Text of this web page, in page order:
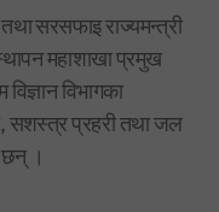
सरसफाइ राज्यमन्त्री
महाशाखा प्रमुख
विभागका
सशस्त्र प्रहरी तथा जल
छन् ।